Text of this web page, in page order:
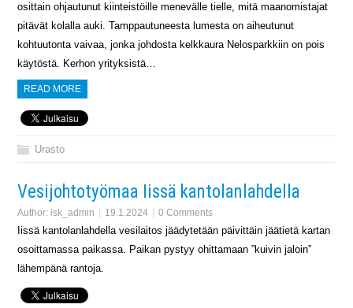
osittain ohjautunut kiinteistöille menevälle tielle, mitä maanomistajat
pitävät kolalla auki. Tamppautuneesta lumesta on aiheutunut
kohtuutonta vaivaa, jonka johdosta kelkkaura Nelosparkkiin on pois
käytöstä. Kerhon yrityksistä…
READ MORE
Urasto
Vesijohtotyömaa Iissä kantolanlahdella
Author: isk_admin 19.1.2024 0 Comments
Iissä kantolanlahdella vesilaitos jäädytetään päivittäin jäätietä kartan
osoittamassa paikassa. Paikan pystyy ohittamaan ”kuivin jaloin”
lähempänä rantoja.